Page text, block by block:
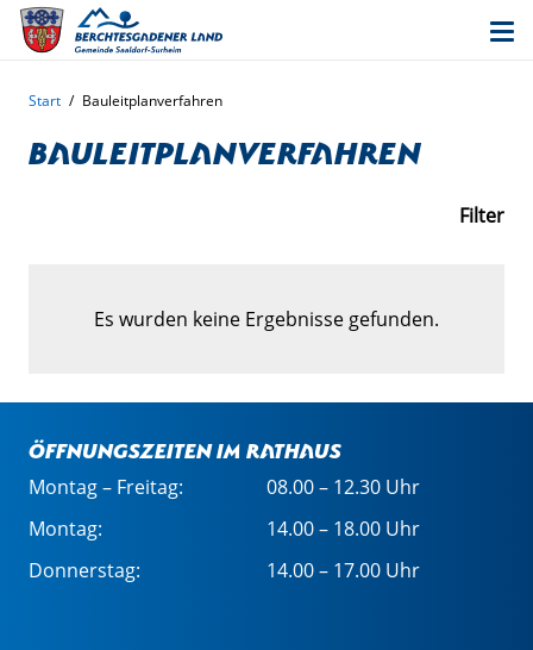
Start / Bauleitplanverfahren
Bauleitplanverfahren
Filter
Es wurden keine Ergebnisse gefunden.
Öffnungszeiten im Rathaus
Montag – Freitag:
08.00 – 12.30 Uhr
Montag:
14.00 – 18.00 Uhr
Donnerstag:
14.00 – 17.00 Uhr